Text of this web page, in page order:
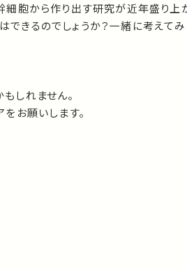
細胞から作り出す研究が近年盛り上
きるのでしょうか？一緒に考えてみ
しれません。
お願いします。